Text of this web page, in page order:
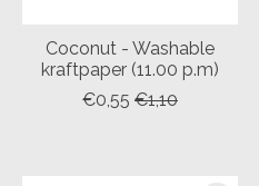
Coconut - Washable
kraftpaper (11.00 p.m)
€0,55 €1,10